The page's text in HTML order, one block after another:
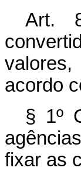
Art.
acordo
§ 1º
fixar as